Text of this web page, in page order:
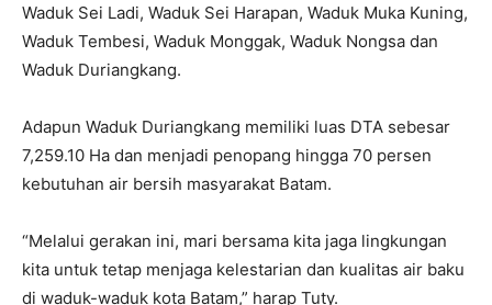
Waduk Sei Ladi, Waduk Sei Harapan, Waduk Muka Kuning,
Waduk Tembesi, Waduk Monggak, Waduk Nongsa dan
Waduk Duriangkang.
Adapun Waduk Duriangkang memiliki luas DTA sebesar
7,259.10 Ha dan menjadi penopang hingga 70 persen
kebutuhan air bersih masyarakat Batam.
“Melalui gerakan ini, mari bersama kita jaga lingkungan
kita untuk tetap menjaga kelestarian dan kualitas air baku
di waduk-waduk kota Batam,” harap Tuty.